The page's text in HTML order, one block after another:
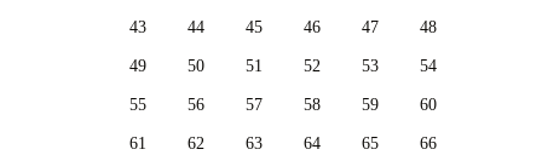
43 44 45 46 47 48
49 50 51 52 53 54
55 56 57 58 59 60
61 62 63 64 65 66